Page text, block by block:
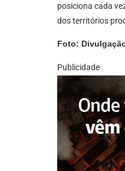
posiciona cada
dos territórios
Foto:
Publicidade